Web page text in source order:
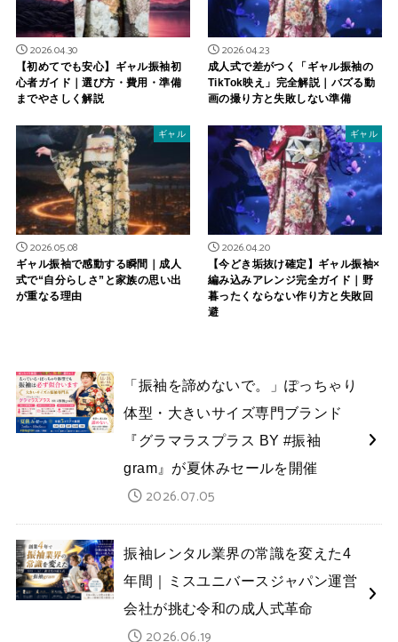
2026.04.30
【初めてでも安心】ギャル振袖初
心者ガイド｜選び方・費用・準備
までやさしく解説
2026.04.23
成人式で差がつく「ギャル振袖の
TikTok映え」完全解説｜バズる動
画の撮り方と失敗しない準備
ギャル
2026.05.08
ギャル振袖で感動する瞬間｜成人
式で“自分らしさ”と家族の思い出
が重なる理由
ギャル
2026.04.20
【今どき垢抜け確定】ギャル振袖×
編み込みアレンジ完全ガイド｜野
暮ったくならない作り方と失敗回
避
「振袖を諦めないで。」ぽっちゃり
体型・大きいサイズ専門ブランド
『グラマラスプラス BY #振袖
gram』が夏休みセールを開催
2026.07.05
振袖レンタル業界の常識を変えた4
年間｜ミスユニバースジャパン運営
会社が挑む令和の成人式革命
2026.06.19